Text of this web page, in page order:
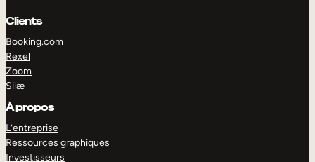
Clients
Booking.com
Rexel
Zoom
Silæ
À propos
L’entreprise
Ressources graphiques
Investisseurs